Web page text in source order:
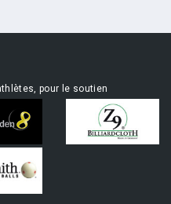
pour le soutien